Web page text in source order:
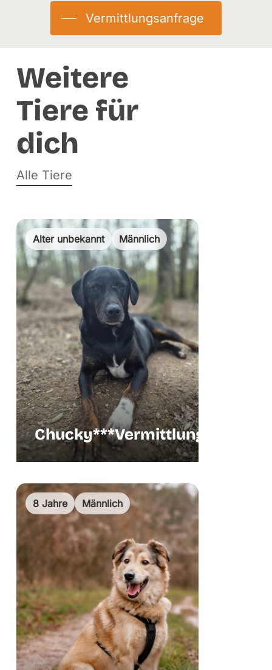
Herkunft:
Vermittlungsanfrage
Weitere
Tiere für
dich
Alle Tiere
Alter unbekannt Männlich
Chucky***Vermittlungshilfe
8 Jahre Männlich